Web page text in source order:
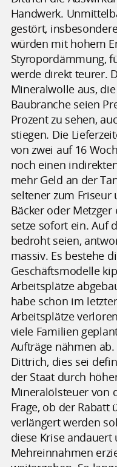
Handwerk.
gestört,
würden mit hohem
Styropordämmung,
werde direkt teurer.
Mineralwolle aus,
Baubranche seien
Prozent zu sehen,
stiegen. Die
von zwei auf 16
noch einen
mehr Geld an der
seltener zum
Bäcker oder
setze sofort ein. Auf
bedroht seien,
massiv. Es bestehe
Geschäftsmodelle
Arbeitsplätze
habe schon im
Arbeitsplätze
viele Familien
Aufträge nähmen
Dittrich, dies sei
der Staat durch
Mineralölsteuer von
Frage, ob der Rabatt
verlängert werden
diese Krise
Mehreinnahmen